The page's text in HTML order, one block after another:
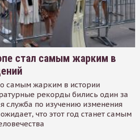
стал самым жарким в
самым жарким в истории
рекорды бились один за
служба по изучению изменения
что этот год станет самым